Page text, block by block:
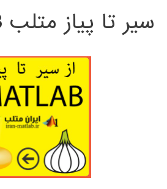
سیر تا پیاز متلب MATLAB